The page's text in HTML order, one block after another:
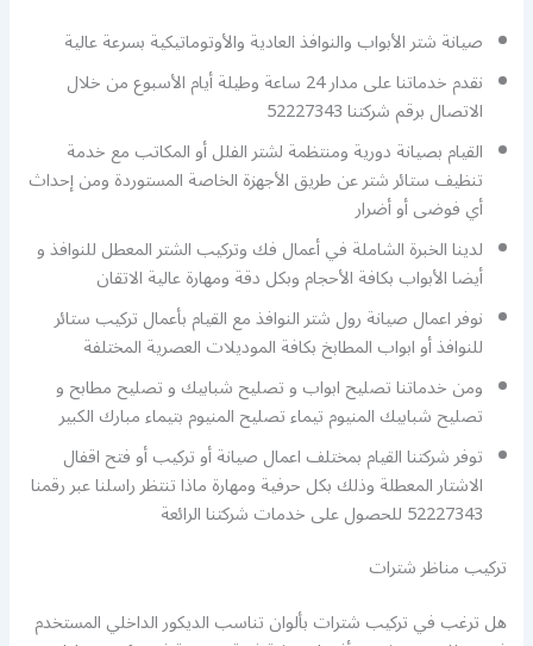
صيانة شتر الأبواب والنوافذ العادية والأوتوماتيكية بسرعة عالية
نقدم خدماتنا على مدار 24 ساعة وطيلة أيام الأسبوع من خلال
الاتصال برقم شركتنا 52227343
القيام بصيانة دورية ومنتظمة لشتر الفلل أو المكاتب مع خدمة
تنظيف ستائر شتر عن طريق الأجهزة الخاصة المستوردة ومن إحداث
أي فوضى أو أضرار
لدينا الخبرة الشاملة في أعمال فك وتركيب الشتر المعطل للنوافذ و
أيضا الأبواب بكافة الأحجام وبكل دقة ومهارة عالية الاتقان
نوفر اعمال صيانة رول شتر النوافذ مع القيام بأعمال تركيب ستائر
للنوافذ أو ابواب المطابخ بكافة الموديلات العصرية المختلفة
ومن خدماتنا تصليح ابواب و تصليح شبابيك و تصليح مطابح و
تصليح شبابيك المنيوم تيماء تصليح المنيوم بتيماء مبارك الكبير
توفر شركتنا القيام بمختلف اعمال صيانة أو تركيب أو فتح اقفال
الاشتار المعطلة وذلك بكل حرفية ومهارة ماذا تنتظر راسلنا عبر رقمنا
52227343 للحصول على خدمات شركتنا الرائعة
تركيب مناظر شترات
هل ترغب في تركيب شترات بألوان تناسب الديكور الداخلي المستخدم